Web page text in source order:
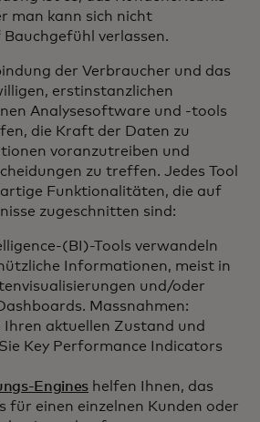
man kann sich nicht
verlassen.
der Verbraucher und das
erstinstanzlichen
Analysesoftware und -tools
die Kraft der Daten zu
voranzutreiben und
zu treffen. Jedes Tool
Funktionalitäten, die auf
zugeschnitten sind:
(BI)-Tools verwandeln
Informationen, meist in
und/oder
Massnahmen:
Ihren aktuellen Zustand und
Key Performance Indicators
Engines helfen Ihnen, das
für einen einzelnen Kunden oder